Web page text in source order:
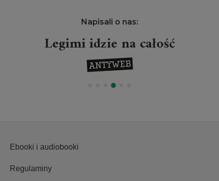
Napisali o nas:
Legimi idzie na całość
Ebooki i audiobooki
Regulaminy